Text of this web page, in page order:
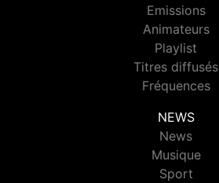
Emissions
Animateurs
Playlist
Titres diffusés
Fréquences
NEWS
News
Musique
Sport